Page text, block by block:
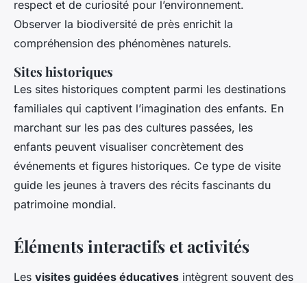
respect et de curiosité pour l’environnement.
Observer la biodiversité de près enrichit la
compréhension des phénomènes naturels.
Sites historiques
Les sites historiques comptent parmi les destinations
familiales qui captivent l’imagination des enfants. En
marchant sur les pas des cultures passées, les
enfants peuvent visualiser concrètement des
événements et figures historiques. Ce type de visite
guide les jeunes à travers des récits fascinants du
patrimoine mondial.
Éléments interactifs et activités
Les visites guidées éducatives intègrent souvent des